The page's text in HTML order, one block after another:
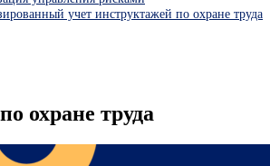
учет инструктажей по охране труда
охране труда